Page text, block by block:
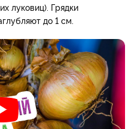
луковиц). Грядки
до 1 см.